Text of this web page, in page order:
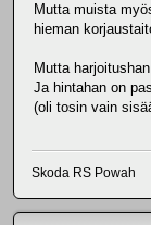
Mutta muista
hieman
Mutta
Ja hintahan on
(oli tosin vain
Skoda RS Powah